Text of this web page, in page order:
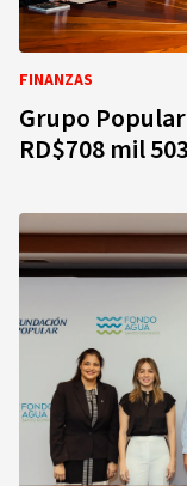
FINANZAS
Grupo
RD$708 mil